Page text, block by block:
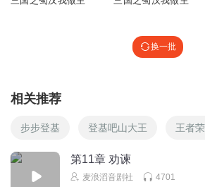
换一批
相关推荐
步步登基 登基吧山大王 王者
第11章 劝谏
麦浪滔音剧社 4701